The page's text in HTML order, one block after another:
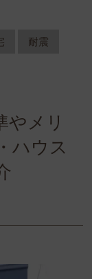
耐震
やメリ
ハウス